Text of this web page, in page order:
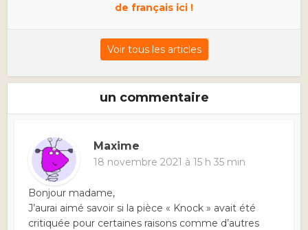
de français ici !
Voir tous les articles
un commentaire
Maxime
18 novembre 2021 à 15 h 35 min
Bonjour madame,
J’aurai aimé savoir si la pièce « Knock » avait été
critiquée pour certaines raisons comme d’autres